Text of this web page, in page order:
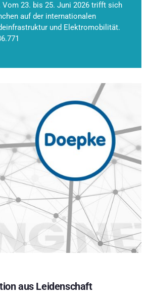
Vom 23. bis 25. Juni 2026 trifft sich
auf der internationalen
und Elektromobilität.
aus Leidenschaft